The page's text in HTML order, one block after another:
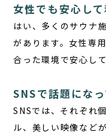
女性でも安心し
はい、多くのサウナ
があります。女性専
合った環境で安心し
SNSで話題にな
SNSでは、それぞれ
ル、美しい映像など